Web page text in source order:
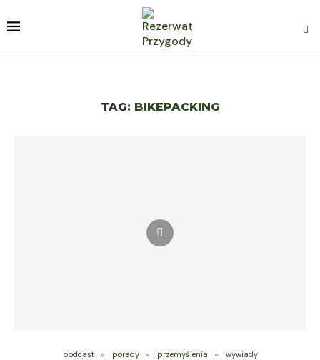
TAG: BIKEPACKING
podcast porady przemyślenia wywiady